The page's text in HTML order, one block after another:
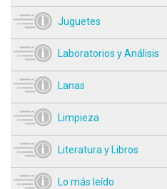
Juguetes
Laboratorios y Análisis
Lanas
Limpieza
Literatura y Libros
Lo más leído